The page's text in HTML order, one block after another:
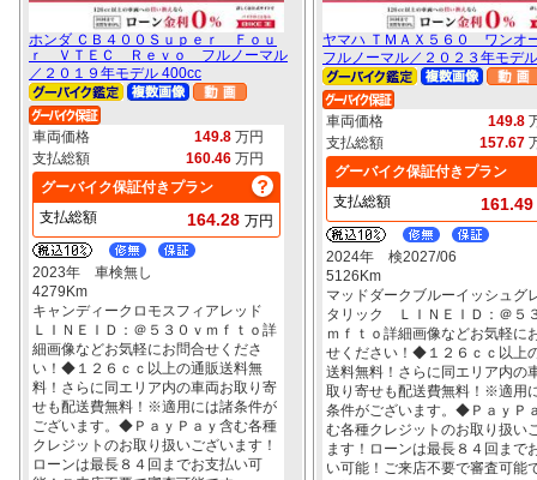
ホンダ ＣＢ４００Ｓｕｐｅｒ Ｆｏｕ
ｒ ＶＴＥＣ Ｒｅｖｏ フルノーマル
／２０１９年モデル 400cc
車両価格 149.8 万円
支払総額
160.46 万円
グーバイク保証付きプラン
支払総額
164.28 万円
2023年 車検無し
4279Km
キャンディークロモスフィアレッド
ＬＩＮＥＩＤ：＠５３０ｖｍｆｔｏ詳
細画像などお気軽にお問合せくださ
い！◆１２６ｃｃ以上の通販送料無
料！さらに同エリア内の車両お取り寄
せも配送費無料！※適用には諸条件が
ございます。◆ＰａｙＰａｙ含む各種
クレジットのお取り扱いございます！
ローンは最長８４回までお支払い可
ヤマハ ＴＭＡＸ５６０ ワンオ
フルノーマル／２０２３年モデ
車両価格 149.8
支払総額
157.67
グーバイク保証付きプラン
支払総額
161.49
2024年 検2027/06
5126Km
マッドダークブルーイッシュグ
タリック ＬＩＮＥＩＤ：＠５
ｍｆｔｏ詳細画像などお気軽に
せください！◆１２６ｃｃ以上
送料無料！さらに同エリア内の
取り寄せも配送費無料！※適用
条件がございます。◆ＰａｙＰ
む各種クレジットのお取り扱い
ます！ローンは最長８４回まで
い可能！ご来店不要で審査可能